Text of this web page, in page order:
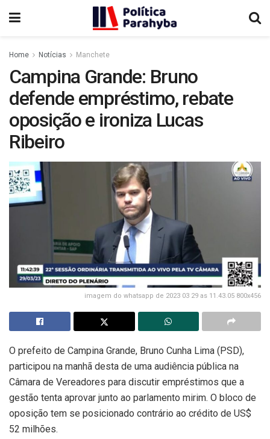
Home Notícias Manchete
Campina Grande: Bruno
defende empréstimo, rebate
oposição e ironiza Lucas
Ribeiro
imagem do whatsapp de 2023 03 29 as 11.43.05 800x456
O prefeito de Campina Grande, Bruno Cunha Lima (PSD),
participou na manhã desta de uma audiência pública na
Câmara de Vereadores para discutir empréstimos que a
gestão tenta aprovar junto ao parlamento mirim. O bloco de
oposição tem se posicionado contrário ao crédito de US$
52 milhões.